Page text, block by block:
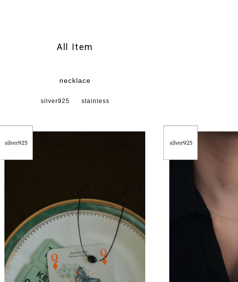
All Item
necklace
silver925 stainless